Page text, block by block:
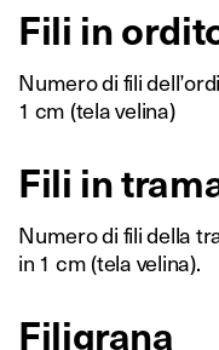
Fili in
Numero di fili
1 cm (tela velina)
Fili in
Numero di fili della
in 1 cm (tela velina).
Filigrana